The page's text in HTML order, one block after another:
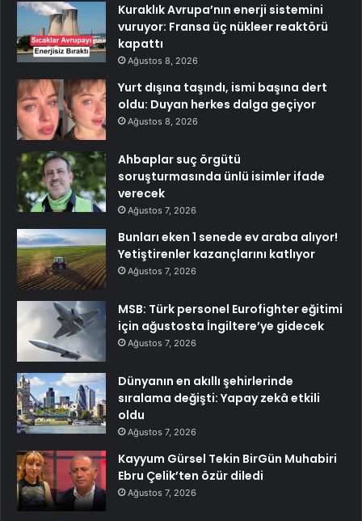
Kuraklık Avrupa’nın enerji sistemini
vuruyor: Fransa üç nükleer reaktörü
kapattı
Ağustos 8, 2026
Yurt dışına taşındı, ismi başına dert
oldu: Duyan herkes dalga geçiyor
Ağustos 8, 2026
Ahbaplar suç örgütü
soruşturmasında ünlü isimler ifade
verecek
Ağustos 7, 2026
Bunları eken 1 senede ev araba alıyor!
Yetiştirenler kazançlarını katlıyor
Ağustos 7, 2026
MSB: Türk personel Eurofighter eğitimi
için ağustosta İngiltere’ye gidecek
Ağustos 7, 2026
Dünyanın en akıllı şehirlerinde
sıralama değişti: Yapay zekâ etkili
oldu
Ağustos 7, 2026
Kayyum Gürsel Tekin BirGün Muhabiri
Ebru Çelik’ten özür diledi
Ağustos 7, 2026